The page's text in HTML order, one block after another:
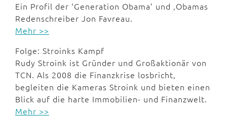
Ein Profil der ‘Generation Obama’ und ‚Obamas
Redenschreiber Jon Favreau.
Mehr >>
Folge: Stroinks Kampf
Rudy Stroink ist Gründer und Großaktionär von
TCN. Als 2008 die Finanzkrise losbricht,
begleiten die Kameras Stroink und bieten einen
Blick auf die harte Immobilien- und Finanzwelt.
Mehr >>